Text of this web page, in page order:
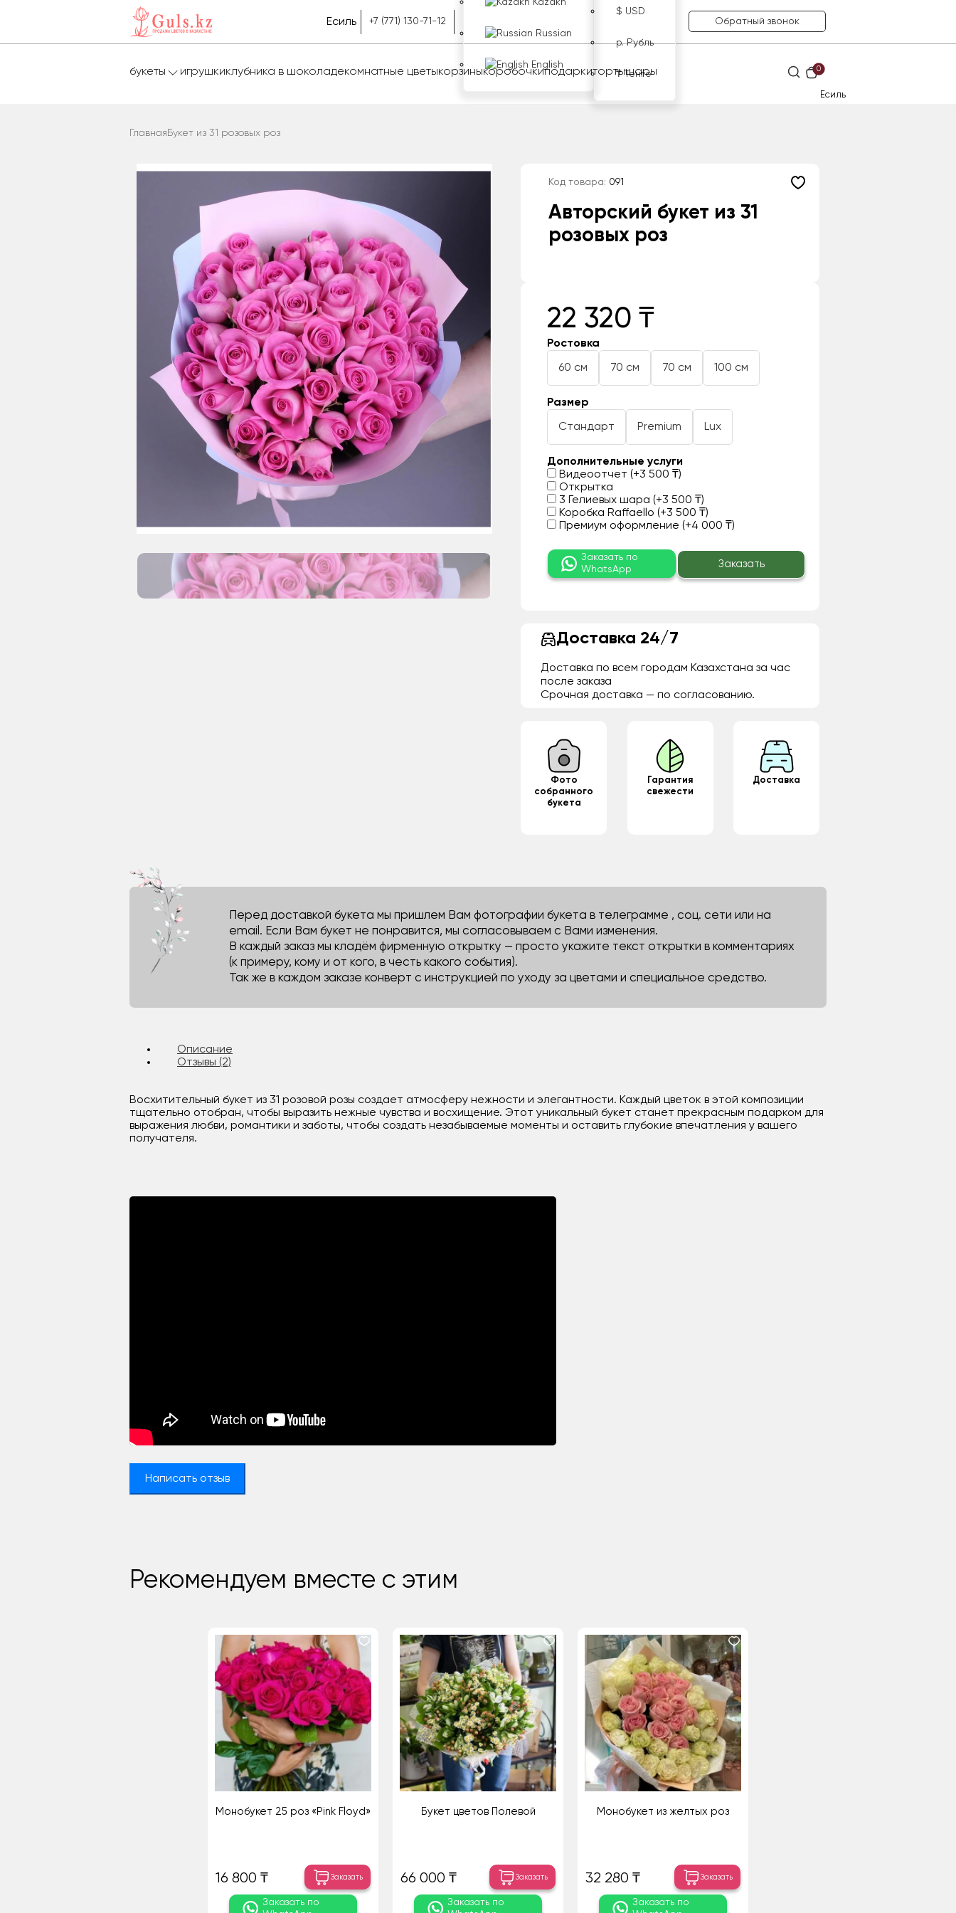
Есиль +7 (771) 130-71-12
Kazakh
Russian
English
$ USD
р. Рубль
₸ Тенге
Обратный звонок
букеты игрушкиклубника в шоколадекомнатные цветыкорзиныкоробочкиподаркитортышары 0
Есиль
Главная Букет из 31 розовых роз
Код товара: 091
Авторский букет из 31
розовых роз
22 320 ₸
Ростовка
60 см 70 см 70 см 100 см
Размер
Стандарт Premium Lux
Дополнительные услуги
Видеоотчет (+3 500 ₸)
Открытка
3 Гелиевых шара (+3 500 ₸)
Коробка Raffaello (+3 500 ₸)
Премиум оформление (+4 000 ₸)
Заказать по
WhatsApp
Заказать
Доставка 24/7
Доставка по всем городам Казахстана за час
после заказа
Срочная доставка — по согласованию.
Фото
собранного
букета
Гарантия
свежести
Доставка
Перед доставкой букета мы пришлем Вам фотографии букета в телеграмме , соц. сети или на
email. Если Вам букет не понравится, мы согласовываем с Вами изменения.
В каждый заказ мы кладём фирменную открытку — просто укажите текст открытки в комментариях
(к примеру, кому и от кого, в честь какого события).
Так же в каждом заказе конверт с инструкцией по уходу за цветами и специальное средство.
Описание
Отзывы (2)
Восхитительный букет из 31 розовой розы создает атмосферу нежности и элегантности. Каждый цветок в этой композиции
тщательно отобран, чтобы выразить нежные чувства и восхищение. Этот уникальный букет станет прекрасным подарком для
выражения любви, романтики и заботы, чтобы создать незабываемые моменты и оставить глубокие впечатления у вашего
получателя.
Написать отзыв
Рекомендуем вместе с этим
Монобукет 25 роз «Pink Floyd»
16 800 ₸ Заказать
Заказать по
Букет цветов Полевой
66 000 ₸ Заказать
Заказать по
Монобукет из желтых роз
32 280 ₸ Заказать
Заказать по